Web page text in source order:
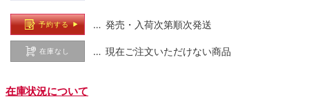
予約する … 発売・入荷次第順次発送
在庫なし … 現在ご注文いただけない商品
在庫状況について